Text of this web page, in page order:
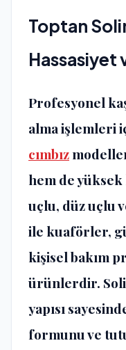
Toptan
Hassasiyet
Profesyonel
alma işlemleri
cımbız
hem de yüksek
uçlu, düz uçlu
ile kuaförler,
kişisel bakım
ürünlerdir.
yapısı
formunu ve